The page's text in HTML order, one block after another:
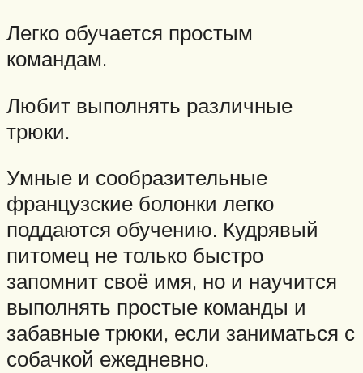
Легко обучается простым
командам.
Любит выполнять различные
трюки.
Умные и сообразительные
французские болонки легко
поддаются обучению. Кудрявый
питомец не только быстро
запомнит своё имя, но и научится
выполнять простые команды и
забавные трюки, если заниматься с
собачкой ежедневно.